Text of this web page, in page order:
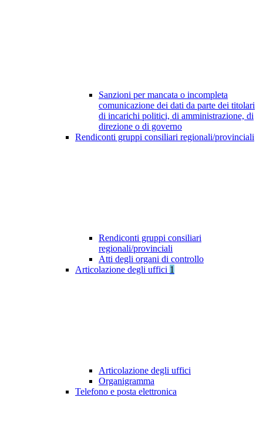
Sanzioni per mancata o incompleta
comunicazione dei dati da parte dei titolari
di incarichi politici, di amministrazione, di
direzione o di governo
Rendiconti gruppi consiliari regionali/provinciali
Rendiconti gruppi consiliari
regionali/provinciali
Atti degli organi di controllo
Articolazione degli uffici 1
Articolazione degli uffici
Organigramma
Telefono e posta elettronica